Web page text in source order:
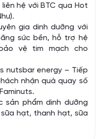
hệ với BTC qua Hot
gia dinh dưỡng với
sức bền, hỗ trợ hệ
vệ tim mạch cho
nutsbar energy – Tiếp
nhận quà quay số
sản phẩm dinh dưỡng
hạt, thanh hạt, sữa